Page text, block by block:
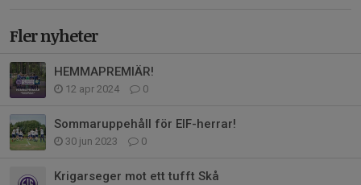
Fler nyheter
HEMMAPREMIÄR!
12 apr 2024 0
Sommaruppehåll för EIF-herrar!
30 jun 2023 0
Krigarseger mot ett tufft Skå